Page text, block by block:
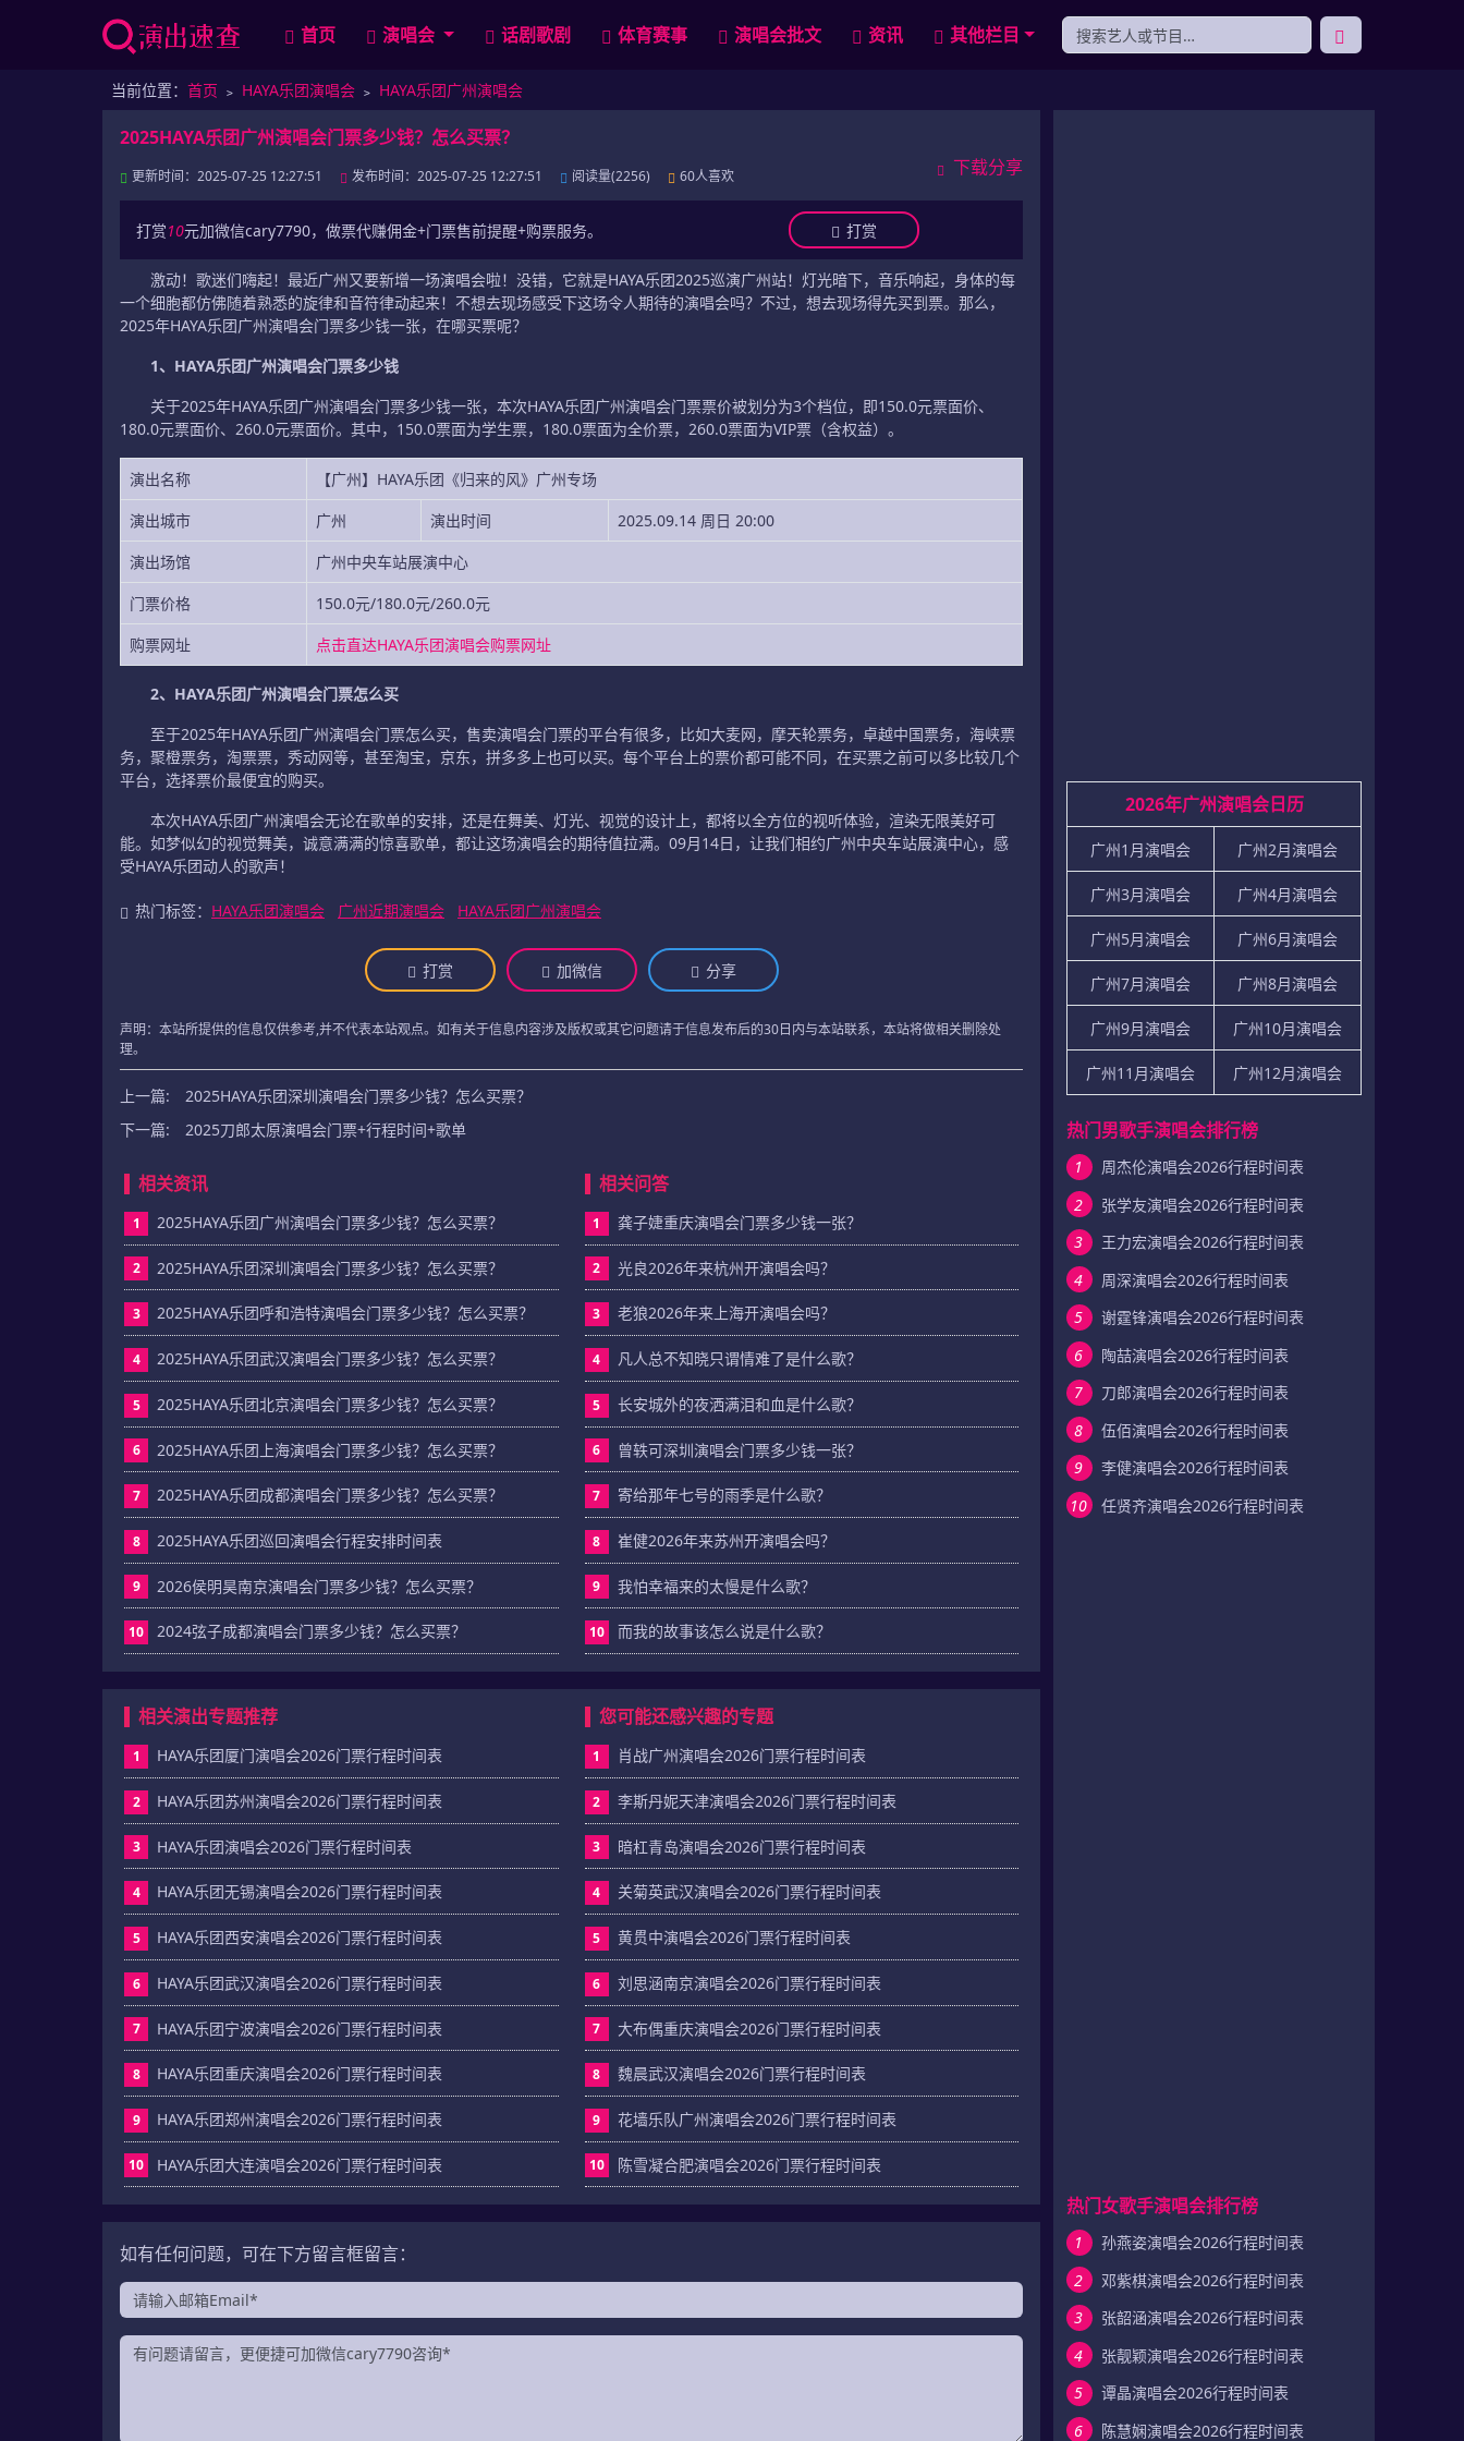
首页 演唱会 话剧歌剧 体育赛事 演唱会批文 资讯 其他栏目
当前位置： 首页 ﹥ HAYA乐团演唱会 ﹥ HAYA乐团广州演唱会
2025HAYA乐团广州演唱会门票多少钱？怎么买票？
更新时间：2025-07-25 12:27:51 发布时间：2025-07-25 12:27:51 阅读量(2256) 60人喜欢 下载分享
打赏10元加微信cary7790，做票代赚佣金+门票售前提醒+购票服务。 打赏
激动！歌迷们嗨起！最近广州又要新增一场演唱会啦！没错，它就是HAYA乐团2025巡演广州站！灯光暗下，音乐响起，身体的每
一个细胞都仿佛随着熟悉的旋律和音符律动起来！不想去现场感受下这场令人期待的演唱会吗？不过，想去现场得先买到票。那么，
2025年HAYA乐团广州演唱会门票多少钱一张，在哪买票呢？
1、HAYA乐团广州演唱会门票多少钱
关于2025年HAYA乐团广州演唱会门票多少钱一张，本次HAYA乐团广州演唱会门票票价被划分为3个档位，即150.0元票面价、
180.0元票面价、260.0元票面价。其中，150.0票面为学生票，180.0票面为全价票，260.0票面为VIP票（含权益）。
演出名称
【广州】HAYA乐团《归来的风》广州专场
演出城市
广州 演出时间
2025.09.14 周日 20:00
演出场馆
广州中央车站展演中心
门票价格
150.0元/180.0元/260.0元
购票网址
点击直达HAYA乐团演唱会购票网址
2、HAYA乐团广州演唱会门票怎么买
至于2025年HAYA乐团广州演唱会门票怎么买，售卖演唱会门票的平台有很多，比如大麦网，摩天轮票务，卓越中国票务，海峡票
务，聚橙票务，淘票票，秀动网等，甚至淘宝，京东，拼多多上也可以买。每个平台上的票价都可能不同，在买票之前可以多比较几个
平台，选择票价最便宜的购买。
本次HAYA乐团广州演唱会无论在歌单的安排，还是在舞美、灯光、视觉的设计上，都将以全方位的视听体验，渲染无限美好可
能。如梦似幻的视觉舞美，诚意满满的惊喜歌单，都让这场演唱会的期待值拉满。09月14日，让我们相约广州中央车站展演中心，感
受HAYA乐团动人的歌声！
热门标签： HAYA乐团演唱会 广州近期演唱会 HAYA乐团广州演唱会
打赏 加微信 分享
声明：本站所提供的信息仅供参考,并不代表本站观点。如有关于信息内容涉及版权或其它问题请于信息发布后的30日内与本站联系，本站将做相关删除处
理。
上一篇: 2025HAYA乐团深圳演唱会门票多少钱？怎么买票？
下一篇: 2025刀郎太原演唱会门票+行程时间+歌单
相关资讯
1 2025HAYA乐团广州演唱会门票多少钱？怎么买票？
2 2025HAYA乐团深圳演唱会门票多少钱？怎么买票？
3 2025HAYA乐团呼和浩特演唱会门票多少钱？怎么买票？
4 2025HAYA乐团武汉演唱会门票多少钱？怎么买票？
5 2025HAYA乐团北京演唱会门票多少钱？怎么买票？
6 2025HAYA乐团上海演唱会门票多少钱？怎么买票？
7 2025HAYA乐团成都演唱会门票多少钱？怎么买票？
8 2025HAYA乐团巡回演唱会行程安排时间表
9 2026侯明昊南京演唱会门票多少钱？怎么买票？
10 2024弦子成都演唱会门票多少钱？怎么买票？
相关问答
1 龚子婕重庆演唱会门票多少钱一张？
2 光良2026年来杭州开演唱会吗？
3 老狼2026年来上海开演唱会吗？
4 凡人总不知晓只谓情难了是什么歌？
5 长安城外的夜洒满泪和血是什么歌？
6 曾轶可深圳演唱会门票多少钱一张？
7 寄给那年七号的雨季是什么歌？
8 崔健2026年来苏州开演唱会吗？
9 我怕幸福来的太慢是什么歌？
10 而我的故事该怎么说是什么歌？
相关演出专题推荐
1 HAYA乐团厦门演唱会2026门票行程时间表
2 HAYA乐团苏州演唱会2026门票行程时间表
3 HAYA乐团演唱会2026门票行程时间表
4 HAYA乐团无锡演唱会2026门票行程时间表
5 HAYA乐团西安演唱会2026门票行程时间表
6 HAYA乐团武汉演唱会2026门票行程时间表
7 HAYA乐团宁波演唱会2026门票行程时间表
8 HAYA乐团重庆演唱会2026门票行程时间表
9 HAYA乐团郑州演唱会2026门票行程时间表
10 HAYA乐团大连演唱会2026门票行程时间表
您可能还感兴趣的专题
1 肖战广州演唱会2026门票行程时间表
2 李斯丹妮天津演唱会2026门票行程时间表
3 暗杠青岛演唱会2026门票行程时间表
4 关菊英武汉演唱会2026门票行程时间表
5 黄贯中演唱会2026门票行程时间表
6 刘思涵南京演唱会2026门票行程时间表
7 大布偶重庆演唱会2026门票行程时间表
8 魏晨武汉演唱会2026门票行程时间表
9 花墙乐队广州演唱会2026门票行程时间表
10 陈雪凝合肥演唱会2026门票行程时间表
如有任何问题，可在下方留言框留言：
2026年广州演唱会日历
广州1月演唱会 广州2月演唱会
广州3月演唱会 广州4月演唱会
广州5月演唱会 广州6月演唱会
广州7月演唱会 广州8月演唱会
广州9月演唱会 广州10月演唱会
广州11月演唱会 广州12月演唱会
热门男歌手演唱会排行榜
1
周杰伦演唱会2026行程时间表
2
张学友演唱会2026行程时间表
3
王力宏演唱会2026行程时间表
4
周深演唱会2026行程时间表
5
谢霆锋演唱会2026行程时间表
6
陶喆演唱会2026行程时间表
7
刀郎演唱会2026行程时间表
8
伍佰演唱会2026行程时间表
9
李健演唱会2026行程时间表
10
任贤齐演唱会2026行程时间表
热门女歌手演唱会排行榜
1
孙燕姿演唱会2026行程时间表
2
邓紫棋演唱会2026行程时间表
3
张韶涵演唱会2026行程时间表
4
张靓颖演唱会2026行程时间表
5
谭晶演唱会2026行程时间表
6
陈慧娴演唱会2026行程时间表